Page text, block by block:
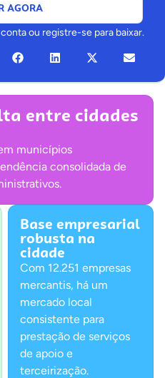
AGORA
ou registre-se para baixar.
entre cidades
municípios
consolidada de
Base empresarial
robusta na
cidade
Com 12.251 empresas
mercantis, há um
mercado local
consistente para
prestação de serviços
de apoio e
terceirização.